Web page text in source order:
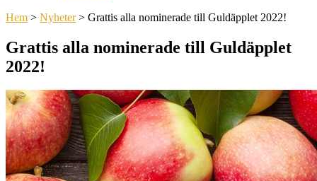
Hem > Nyheter> Grattis alla nominerade till Guldäpplet 2022!
Grattis alla nominerade till Guldäpplet
2022!